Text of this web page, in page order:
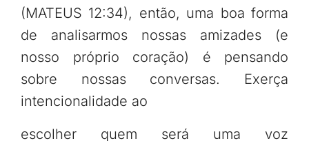
(MATEUS 12:34), então, uma boa forma
de analisarmos nossas amizades (e
nosso próprio coração) é pensando
sobre nossas conversas. Exerça
intencionalidade ao
escolher quem será uma voz